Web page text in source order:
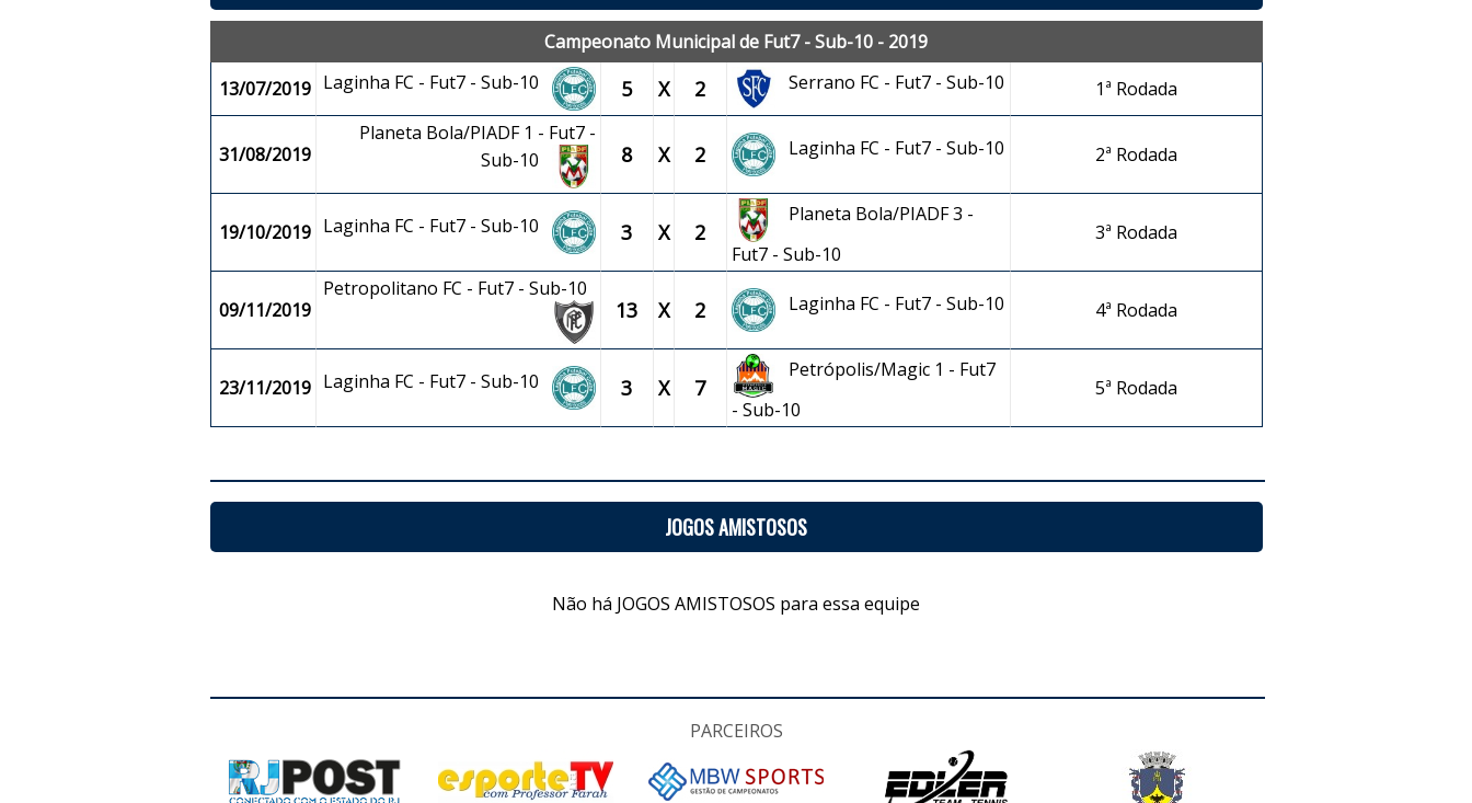
Campeonato Municipal de Fut7 - Sub-10 - 2019
13/07/2019 Laginha FC - Fut7 - Sub-10 5 X 2 Serrano FC - Fut7 - Sub-10 1ª Rodada
31/08/2019
Planeta Bola/PIADF 1 - Fut7 -
Sub-10
8 X 2 Laginha FC - Fut7 - Sub-10 2ª Rodada
19/10/2019 Laginha FC - Fut7 - Sub-10 3 X 2
Planeta Bola/PIADF 3 -
Fut7 - Sub-10
3ª Rodada
09/11/2019
Petropolitano FC - Fut7 - Sub-10
13 X 2 Laginha FC - Fut7 - Sub-10 4ª Rodada
23/11/2019 Laginha FC - Fut7 - Sub-10 3 X 7
Petrópolis/Magic 1 - Fut7
- Sub-10
5ª Rodada
JOGOS AMISTOSOS
Não há JOGOS AMISTOSOS para essa equipe
PARCEIROS